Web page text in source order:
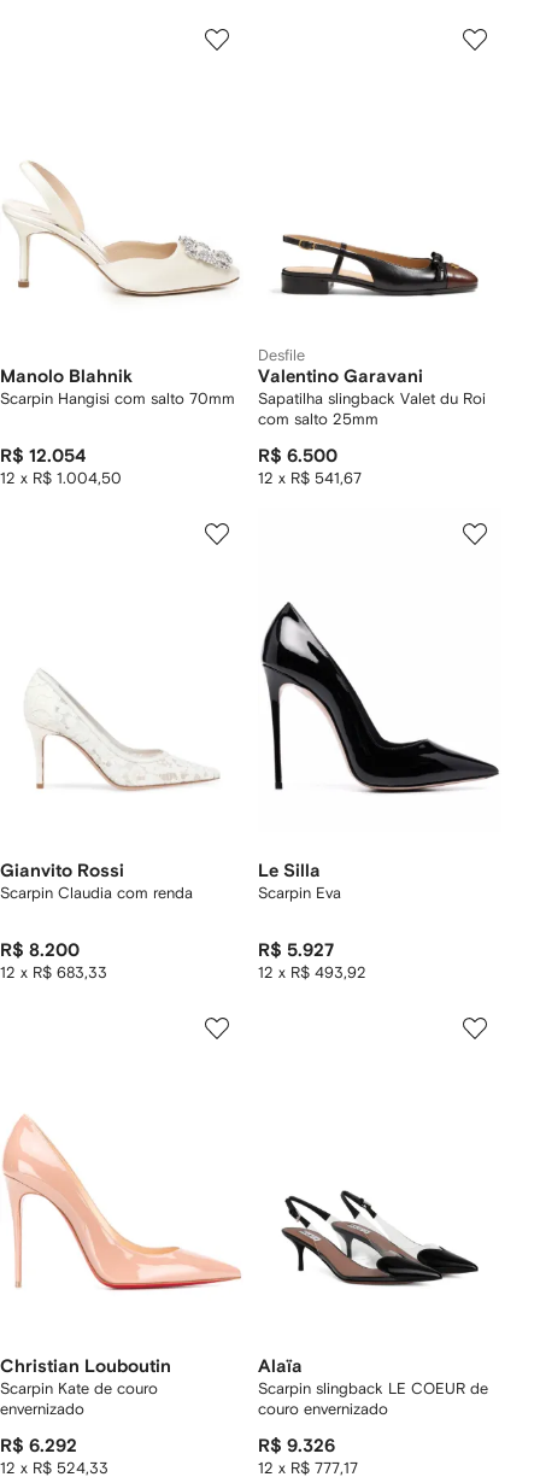
Manolo Blahnik
Scarpin Hangisi com salto 70mm
R$ 12.054
12 x R$ 1.004,50
Desfile
Valentino Garavani
Sapatilha slingback Valet du Roi
com salto 25mm
R$ 6.500
12 x R$ 541,67
Gianvito Rossi
Scarpin Claudia com renda
R$ 8.200
12 x R$ 683,33
Le Silla
Scarpin Eva
R$ 5.927
12 x R$ 493,92
Christian Louboutin
Scarpin Kate de couro
envernizado
R$ 6.292
12 x R$ 524,33
Alaïa
Scarpin slingback LE COEUR de
couro envernizado
R$ 9.326
12 x R$ 777,17